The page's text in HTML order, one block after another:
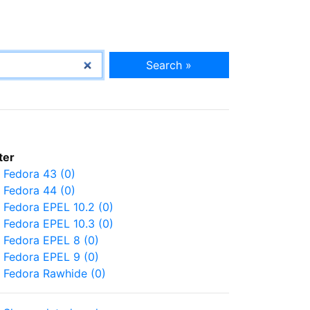
Search »
Fedora 43 (0)
Fedora 44 (0)
Fedora EPEL 10.2 (0)
Fedora EPEL 10.3 (0)
Fedora EPEL 8 (0)
Fedora EPEL 9 (0)
Fedora Rawhide (0)